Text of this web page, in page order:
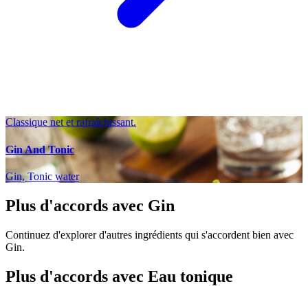
Classique net et rafraîchissant.
Gin And Tonic
Gin, Tonic water
Plus d'accords avec Gin
Continuez d'explorer d'autres ingrédients qui s'accordent bien avec
Gin.
Plus d'accords avec Eau tonique